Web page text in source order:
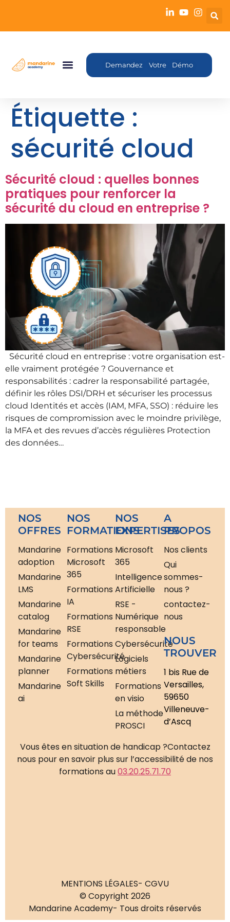
Demandez Votre Démo
Étiquette :
sécurité cloud
Sécurité cloud : quelles bonnes
pratiques pour renforcer la
sécurité du cloud en entreprise ?
Sécurité cloud en entreprise : votre organisation est-
elle vraiment protégée ? Gouvernance et
responsabilités : cadrer la responsabilité partagée,
définir les rôles DSI/DRH et sécuriser les processus
cloud Identités et accès (IAM, MFA, SSO) : réduire les
risques de compromission avec le moindre privilège,
la MFA et des revues d’accès régulières Protection
des données…
NOS
OFFRES
Mandarine
adoption
Mandarine
LMS
Mandarine
catalog
Mandarine
for teams
Mandarine
planner
Mandarine
ai
NOS
FORMATIONS
Formations
Microsoft
365
Formations
IA
Formations
RSE
Formations
Cybersécurité
Formations
Soft Skills
NOS
EXPERTISES
Microsoft
365
Intelligence
Artificielle
RSE -
Numérique
responsable
Cybersécurité
Logiciels
métiers
Formations
en visio
La méthode
PROSCI
A
PROPOS
Nos clients
Qui
sommes-
nous ?
contactez-
nous
NOUS
TROUVER
1 bis Rue de
Versailles,
59650
Villeneuve-
d’Ascq
Vous êtes en situation de handicap ?Contactez
nous pour en savoir plus sur l’accessibilité de nos
formations au03.20.25.71.70
MENTIONS LÉGALES- CGVU
© Copyright 2026
Mandarine Academy- Tous droits réservés